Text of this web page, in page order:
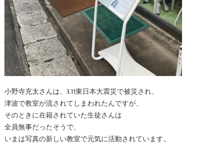
小野寺充太さんは、3.11東日本大震災で被災され、
津波で教室が流されてしまわれたんですが、
そのときに在籍されていた生徒さんは
全員無事だったそうで、
いまは写真の新しい教室で元気に活動されています。